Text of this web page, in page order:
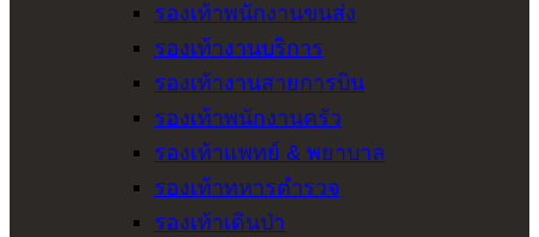
รองเท้าพนักงานขนส่ง
รองเท้างานบริการ
รองเท้างานสายการบิน
รองเท้าพนักงานครัว
รองเท้าแพทย์ & พยาบาล
รองเท้าทหารตำรวจ
รองเท้าเดินป่า